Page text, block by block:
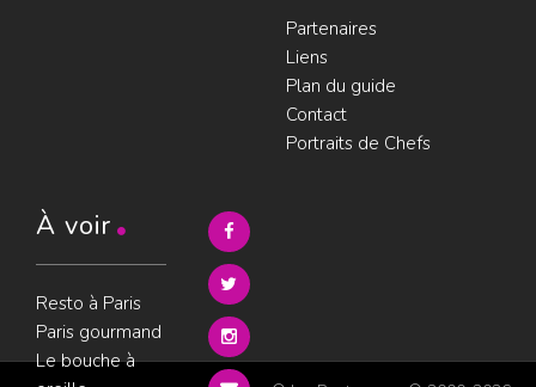
Partenaires
Liens
Plan du guide
Contact
Portraits de Chefs
À voir
Resto à Paris
Paris gourmand
Le bouche à